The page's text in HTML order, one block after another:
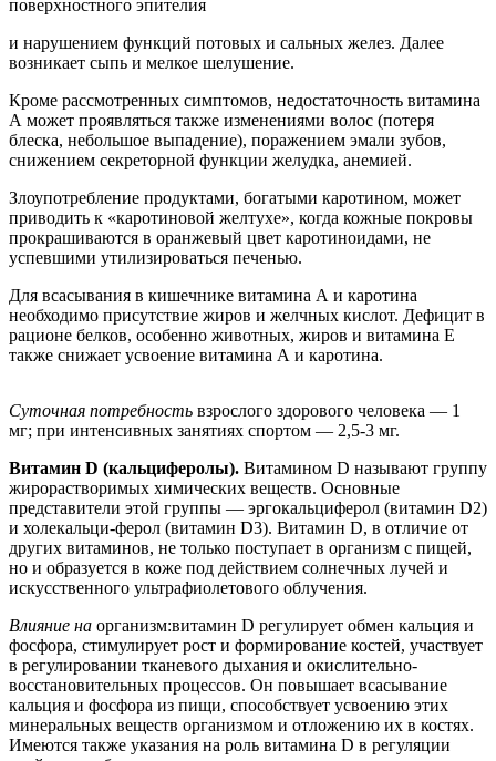
поверхностного эпителия
и нарушением функций потовых и сальных желез. Далее
возникает сыпь и мелкое шелушение.
Кроме рассмотренных симптомов, недостаточность витамина
А может проявляться также изменениями волос (потеря
блеска, небольшое выпадение), поражением эмали зубов,
снижением секреторной функции желудка, анемией.
Злоупотребление продуктами, богатыми каротином, может
приводить к «каротиновой желтухе», когда кожные покровы
прокрашиваются в оранжевый цвет каротиноидами, не
успевшими утилизироваться печенью.
Для всасывания в кишечнике витамина А и каротина
необходимо присутствие жиров и желчных кислот. Дефицит в
рационе белков, особенно животных, жиров и витамина Е
также снижает усвоение витамина А и каротина.
Суточная потребность взрослого здорового человека — 1
мг; при интенсивных занятиях спортом — 2,5-3 мг.
Витамин D (кальциферолы). Витамином D называют группу
жирорастворимых химических веществ. Основные
представители этой группы — эргокальциферол (витамин D2)
и холекальци-ферол (витамин D3). Витамин D, в отличие от
других витаминов, не только поступает в организм с пищей,
но и образуется в коже под действием солнечных лучей и
искусственного ультрафиолетового облучения.
Влияние на организм:витамин D регулирует обмен кальция и
фосфора, стимулирует рост и формирование костей, участвует
в регулировании тканевого дыхания и окислительно-
восстановительных процессов. Он повышает всасывание
кальция и фосфора из пищи, способствует усвоению этих
минеральных веществ организмом и отложению их в костях.
Имеются также указания на роль витамина D в регуляции